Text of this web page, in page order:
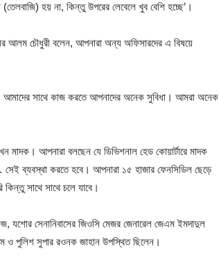
হয় না, কিন্তু উপরের লেবেলে খুব বেশি হচ্ছে’।
আলম চৌধুরী বলেন, আপনারা অন্য অফিসারদের এ বিষয়ে
আমাদের সাথে কাজ করতে আপনাদের অনেক সুবিধা। আমরা অনেক
মাদক। আপনারা বলছেন যে ডিভিশনাল হেড কোয়ার্টারে মাদক
সেই ব্যবস্থা করতে হবে। আপনারা ১৫ হাজার ফেনসিডিল ছেড়ে
সাথে সাথে চলে যাবে।
যশোর সেনানিবাসের জিওসি মেজর জেনারেল জেএম ইমদাদুল
ও পুলিশ সুপার রওনক জাহান উপস্থিত ছিলেন।